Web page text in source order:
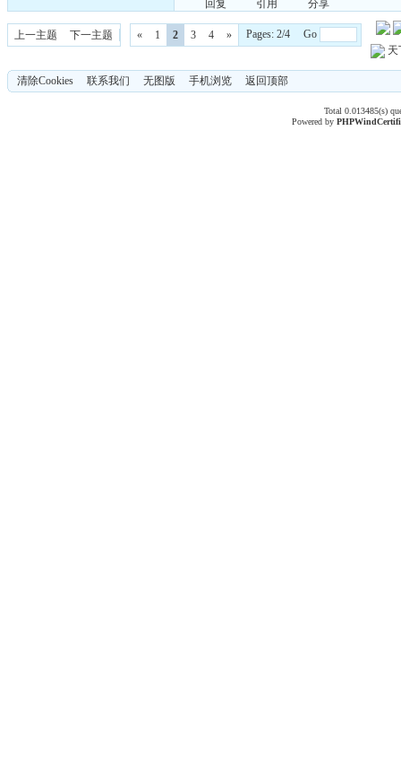
回复 引用 分享
上一主题 下一主题 « 1 2 3 4 »
Pages: 2/4 Go
天
清除Cookies 联系我们 无图版 手机浏览 返回顶部
Total 0.013485(s)
Powered byPHPWind